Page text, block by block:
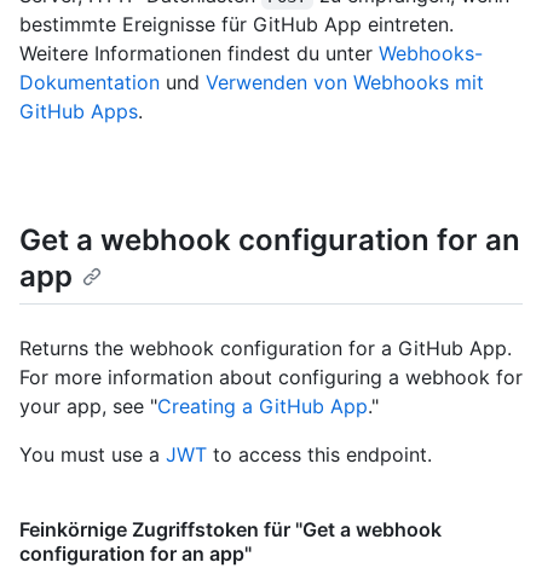
bestimmte Ereignisse für GitHub App eintreten.
Weitere Informationen findest du unter Webhooks-
Dokumentation und Verwenden von Webhooks mit
GitHub Apps.
Get a webhook configuration for an
app
Returns the webhook configuration for a GitHub App.
For more information about configuring a webhook for
your app, see "Creating a GitHub App."
You must use a JWT to access this endpoint.
Feinkörnige Zugriffstoken für "Get a webhook
configuration for an app"